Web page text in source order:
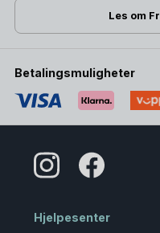
Les om
Betalingsmuligheter
Hjelpesenter